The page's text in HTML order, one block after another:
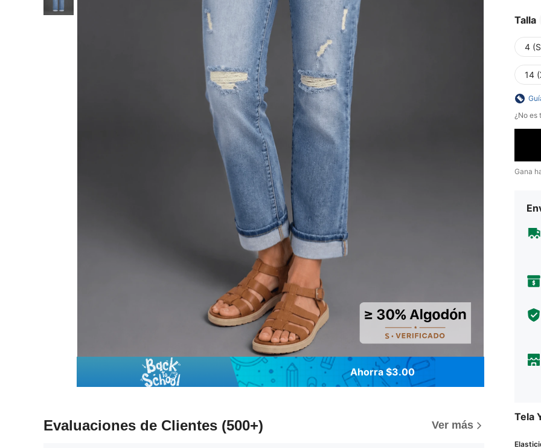
Ahorra $3.00
Evaluaciones de Clientes (500+) Ver más
Talla
4
14
¿No es
Gana
Tela